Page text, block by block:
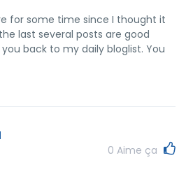
for some time since I thought it
last several posts are good
back to my daily bloglist. You
0 Aime ça